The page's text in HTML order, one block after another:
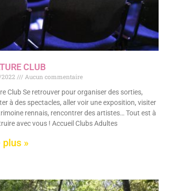
CLUB
Aucun commentaire
Club Se retrouver pour organiser des sorties,
à des spectacles, aller voir une exposition, visiter
rennais, rencontrer des artistes… Tout est à
avec vous ! Accueil Clubs Adultes
plus »